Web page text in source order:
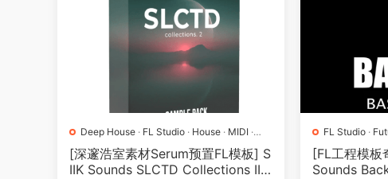
Deep House · FL Studio · House · MIDI ·
Serum ·工程· 素材 ·预置
[深邃浩室素材Serum预置FL模板] S
IIK Sounds SLCTD Collections II F
FL Studio ·
采样
[FL工程模
Sounds